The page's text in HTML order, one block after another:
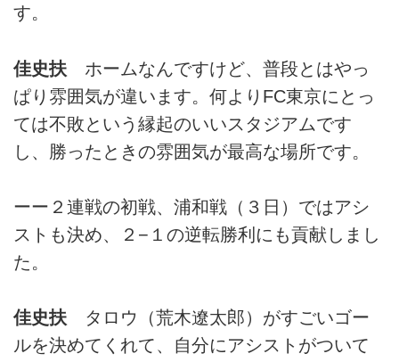
す。
佳史扶 ホームなんですけど、普段とはやっ
ぱり雰囲気が違います。何よりFC東京にとっ
ては不敗という縁起のいいスタジアムです
し、勝ったときの雰囲気が最高な場所です。
ーー２連戦の初戦、浦和戦（３日）ではアシ
ストも決め、２−１の逆転勝利にも貢献しまし
た。
佳史扶 タロウ（荒木遼太郎）がすごいゴー
ルを決めてくれて、自分にアシストがついて